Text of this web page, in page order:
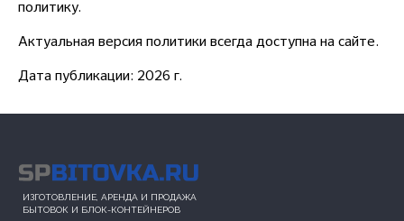
политику.
Актуальная версия политики всегда доступна на сайте.
Дата публикации: 2026 г.
ИЗГОТОВЛЕНИЕ, АРЕНДА И ПРОДАЖА
БЫТОВОК И БЛОК-КОНТЕЙНЕРОВ